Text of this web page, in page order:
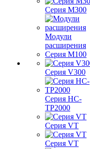
Серия M300
Модули
расширения
Серия M100
Серия V300
Серия HC-
TP2000
Серия VT
Серия VT